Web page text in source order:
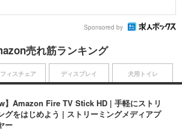
Sponsored by
売れ筋ランキング
】Amazon Fire TV Stick HD | 手軽にストリ
グをはじめよう | ストリーミングメディアプ
ー
ィスチェア ディスプレイ 犬用トイレ